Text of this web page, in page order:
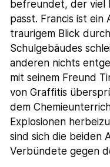
befreundet, der viel
passt. Francis ist
traurigem Blick
Schulgebäudes
anderen nichts
mit seinem Freund
von Graffitis
dem
Explosionen
sind sich die beiden
Verbündete gegen